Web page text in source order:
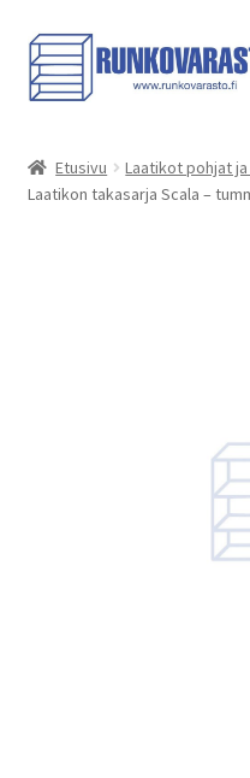
Siirry
navigointiin
Siirry
sisältöön
Kauppa
Etusivu Laatikot pohjat
Laatikon takasarja Scala –